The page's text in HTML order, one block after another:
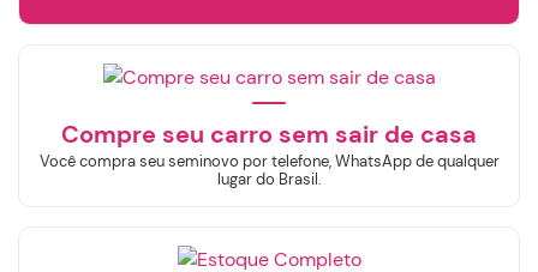
Compre seu carro sem sair de casa
Você compra seu seminovo por telefone, WhatsApp de qualquer
lugar do Brasil.